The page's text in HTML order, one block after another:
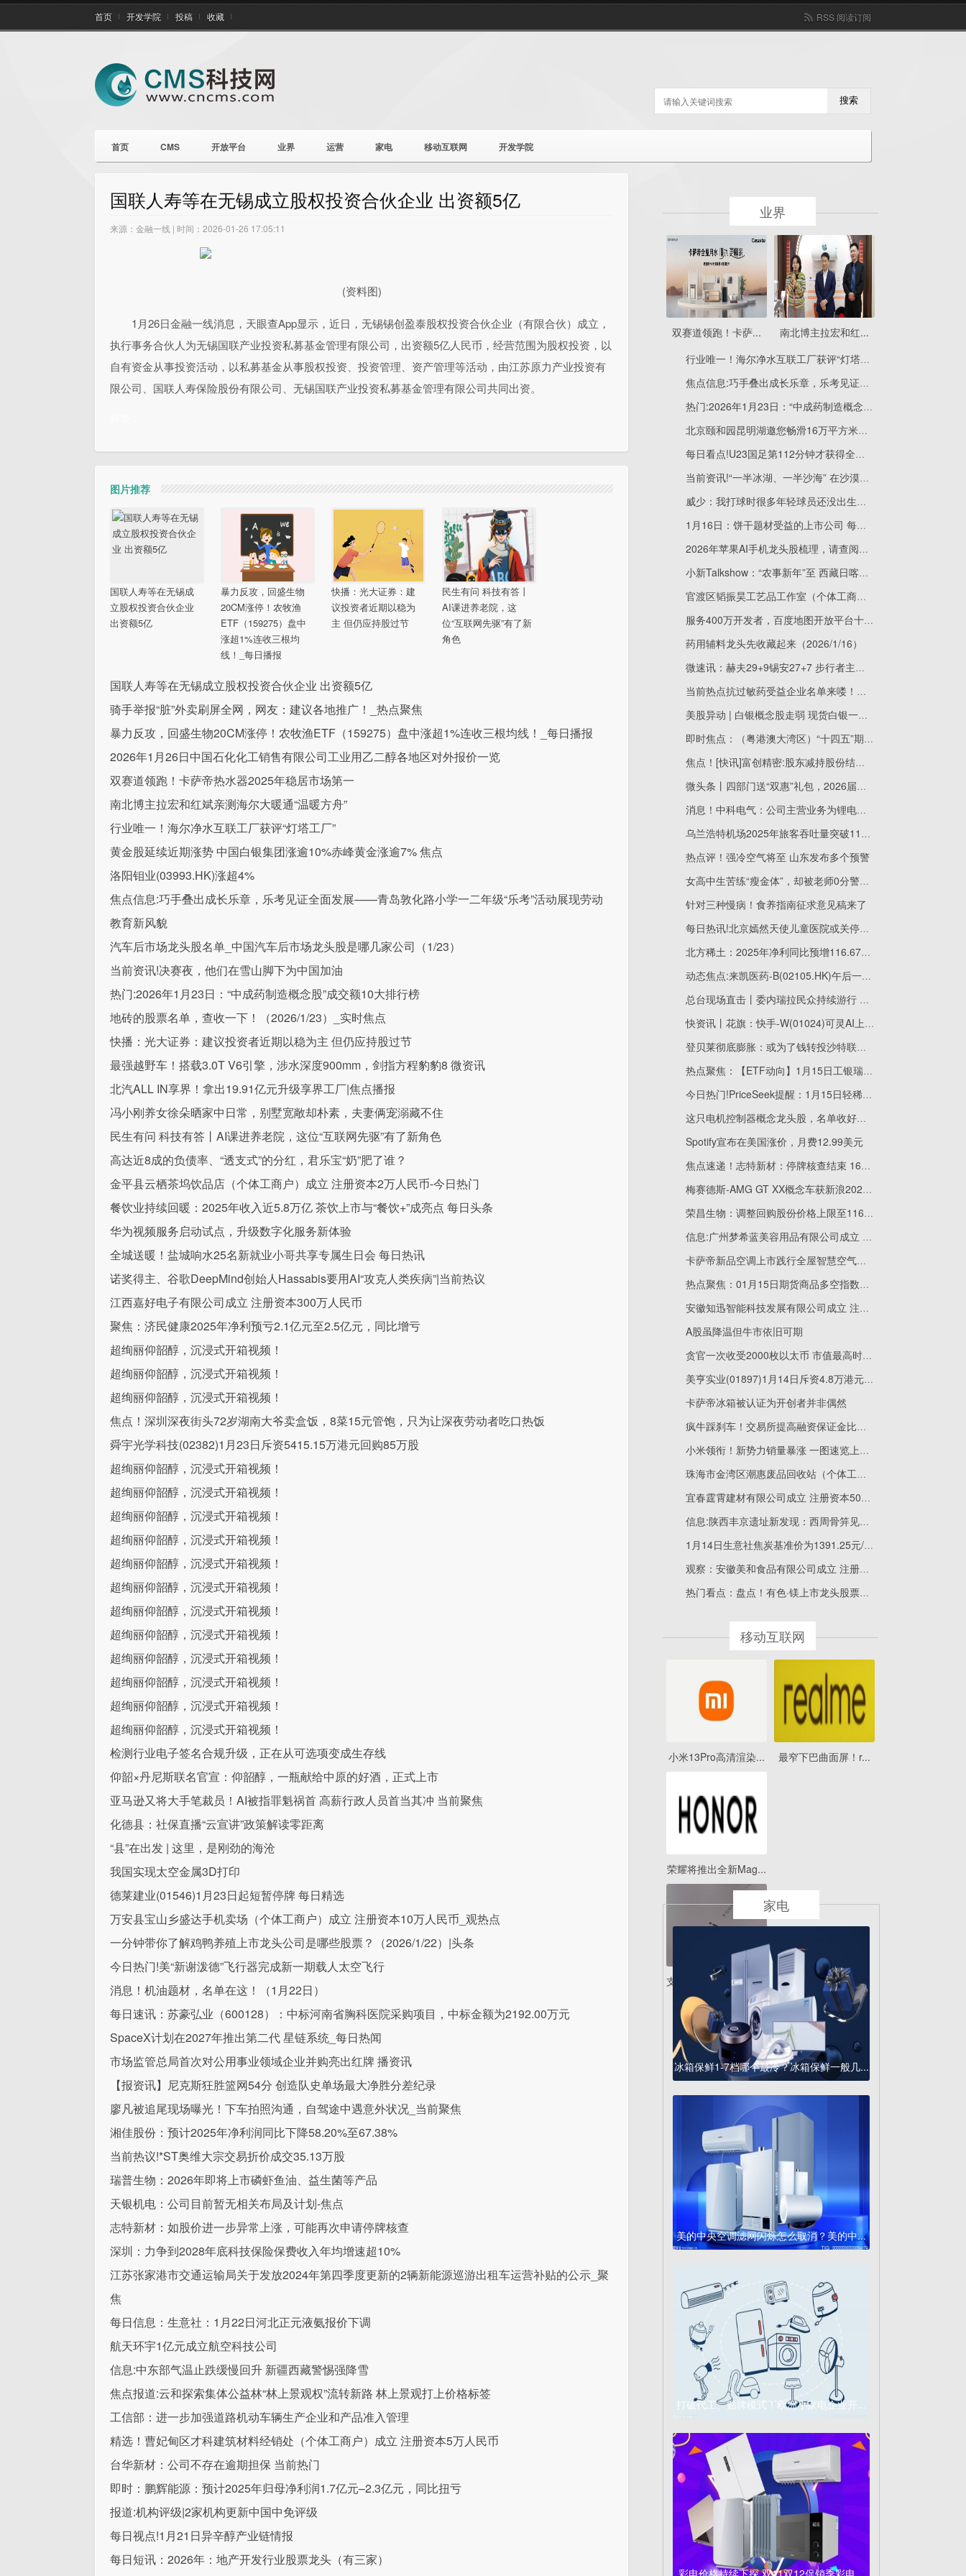
首页 开发学院 投稿 收藏 RSS 阅读订阅
搜索
首页 CMS 开放平台 业界 运营 家电 移动互联网 开发学院
国联人寿等在无锡成立股权投资合伙企业 出资额5亿
来源：金融一线 | 时间：2026-01-26 17:05:11
(资料图)
1月26日金融一线消息，天眼查App显示，近日，无锡锡创盈泰股权投资合伙企业（有限合伙）成立，
执行事务合伙人为无锡国联产业投资私募基金管理有限公司，出资额5亿人民币，经营范围为股权投资，以
自有资金从事投资活动，以私募基金从事股权投资、投资管理、资产管理等活动，由江苏原力产业投资有
限公司、国联人寿保险股份有限公司、无锡国联产业投资私募基金管理有限公司共同出资。
图片推荐
国联人寿等在无锡成
立股权投资合伙企业
出资额5亿
暴力反攻，回盛生物
20CM涨停！农牧渔
ETF（159275）盘中
涨超1%连收三根均
线！_每日播报
快播：光大证券：建
议投资者近期以稳为
主 但仍应持股过节
民生有问 科技有答丨
AI课进养老院，这
位“互联网先驱”有了新
角色
国联人寿等在无锡成立股权投资合伙企业 出资额5亿
骑手举报“脏”外卖刷屏全网，网友：建议各地推广！_热点聚焦
暴力反攻，回盛生物20CM涨停！农牧渔ETF（159275）盘中涨超1%连收三根均线！_每日播报
2026年1月26日中国石化化工销售有限公司工业用乙二醇各地区对外报价一览
双赛道领跑！卡萨帝热水器2025年稳居市场第一
南北博主拉宏和红斌亲测海尔大暖通“温暖方舟”
行业唯一！海尔净水互联工厂获评“灯塔工厂”
黄金股延续近期涨势 中国白银集团涨逾10%赤峰黄金涨逾7% 焦点
洛阳钼业(03993.HK)涨超4%
焦点信息:巧手叠出成长乐章，乐考见证全面发展——青岛敦化路小学一二年级“乐考”活动展现劳动
教育新风貌
汽车后市场龙头股名单_中国汽车后市场龙头股是哪几家公司（1/23）
当前资讯!决赛夜，他们在雪山脚下为中国加油
热门:2026年1月23日：“中成药制造概念股”成交额10大排行榜
地砖的股票名单，查收一下！（2026/1/23）_实时焦点
快播：光大证券：建议投资者近期以稳为主 但仍应持股过节
最强越野车！搭载3.0T V6引擎，涉水深度900mm，剑指方程豹豹8 微资讯
北汽ALL IN享界！拿出19.91亿元升级享界工厂|焦点播报
冯小刚养女徐朵晒家中日常，别墅宽敞却朴素，夫妻俩宠溺藏不住
民生有问 科技有答丨AI课进养老院，这位“互联网先驱”有了新角色
高达近8成的负债率、“透支式”的分红，君乐宝“奶”肥了谁？
金平县云栖茶坞饮品店（个体工商户）成立 注册资本2万人民币-今日热门
餐饮业持续回暖：2025年收入近5.8万亿 茶饮上市与“餐饮+”成亮点 每日头条
华为视频服务启动试点，升级数字化服务新体验
全城送暖！盐城响水25名新就业小哥共享专属生日会 每日热讯
诺奖得主、谷歌DeepMind创始人Hassabis要用AI“攻克人类疾病”|当前热议
江西嘉好电子有限公司成立 注册资本300万人民币
聚焦：济民健康2025年净利预亏2.1亿元至2.5亿元，同比增亏
超绚丽仰韶醇，沉浸式开箱视频！
超绚丽仰韶醇，沉浸式开箱视频！
超绚丽仰韶醇，沉浸式开箱视频！
焦点！深圳深夜街头72岁湖南大爷卖盒饭，8菜15元管饱，只为让深夜劳动者吃口热饭
舜宇光学科技(02382)1月23日斥资5415.15万港元回购85万股
超绚丽仰韶醇，沉浸式开箱视频！
超绚丽仰韶醇，沉浸式开箱视频！
超绚丽仰韶醇，沉浸式开箱视频！
超绚丽仰韶醇，沉浸式开箱视频！
超绚丽仰韶醇，沉浸式开箱视频！
超绚丽仰韶醇，沉浸式开箱视频！
超绚丽仰韶醇，沉浸式开箱视频！
超绚丽仰韶醇，沉浸式开箱视频！
超绚丽仰韶醇，沉浸式开箱视频！
超绚丽仰韶醇，沉浸式开箱视频！
超绚丽仰韶醇，沉浸式开箱视频！
超绚丽仰韶醇，沉浸式开箱视频！
检测行业电子签名合规升级，正在从可选项变成生存线
仰韶×丹尼斯联名官宣：仰韶醇，一瓶献给中原的好酒，正式上市
亚马逊又将大手笔裁员！AI被指罪魁祸首 高薪行政人员首当其冲 当前聚焦
化德县：社保直播“云宣讲”政策解读零距离
“县”在出发 | 这里，是刚劲的海沧
我国实现太空金属3D打印
德莱建业(01546)1月23日起短暂停牌 每日精选
万安县宝山乡盛达手机卖场（个体工商户）成立 注册资本10万人民币_观热点
一分钟带你了解鸡鸭养殖上市龙头公司是哪些股票？（2026/1/22）|头条
今日热门!美“新谢泼德”飞行器完成新一期载人太空飞行
消息！机油题材，名单在这！（1月22日）
每日速讯：苏豪弘业（600128）：中标河南省胸科医院采购项目，中标金额为2192.00万元
SpaceX计划在2027年推出第二代 星链系统_每日热闻
市场监管总局首次对公用事业领域企业并购亮出红牌 播资讯
【报资讯】尼克斯狂胜篮网54分 创造队史单场最大净胜分差纪录
廖凡被追尾现场曝光！下车拍照沟通，自驾途中遇意外状况_当前聚焦
湘佳股份：预计2025年净利润同比下降58.20%至67.38%
当前热议!*ST奥维大宗交易折价成交35.13万股
瑞普生物：2026年即将上市磷虾鱼油、益生菌等产品
天银机电：公司目前暂无相关布局及计划-焦点
志特新材：如股价进一步异常上涨，可能再次申请停牌核查
深圳：力争到2028年底科技保险保费收入年均增速超10%
江苏张家港市交通运输局关于发放2024年第四季度更新的2辆新能源巡游出租车运营补贴的公示_聚
焦
每日信息：生意社：1月22日河北正元液氨报价下调
航天环宇1亿元成立航空科技公司
信息:中东部气温止跌缓慢回升 新疆西藏警惕强降雪
焦点报道:云和探索集体公益林“林上景观权”流转新路 林上景观打上价格标签
工信部：进一步加强道路机动车辆生产企业和产品准入管理
精选！曹妃甸区才科建筑材料经销处（个体工商户）成立 注册资本5万人民币
台华新材：公司不存在逾期担保 当前热门
即时：鹏辉能源：预计2025年归母净利润1.7亿元–2.3亿元，同比扭亏
报道:机构评级|2家机构更新中国中免评级
每日视点!1月21日异辛醇产业链情报
每日短讯：2026年：地产开发行业股票龙头（有三家）
业界
双赛道领跑！卡萨... 南北博主拉宏和红...
行业唯一！海尔净水互联工厂获评“灯塔工厂”
焦点信息:巧手叠出成长乐章，乐考见证全面发展——青岛敦化路小学一二年级“乐考”活动展现劳动教育新风貌
热门:2026年1月23日：“中成药制造概念股”成交额10大排行榜
北京颐和园昆明湖邀您畅滑16万平方米冰雪画卷-报资讯
每日看点!U23国足第112分钟才获得全场第一个角球，角球次数1-13
当前资讯!“一半冰湖、一半沙海” 在沙漠雪场滑雪是什么体验
威少：我打球时很多年轻球员还没出生，传授经验是我的义务和责任
1月16日：饼干题材受益的上市公司 每日速递
2026年苹果AI手机龙头股梳理，请查阅！（2026/1/16）
小新Talkshow：“农事新年”至 西藏日喀则集市红火-焦点精选
官渡区韬振昊工艺品工作室（个体工商户）成立 注册资本4万人民币
服务400万开发者，百度地图开放平台十五周年：定义AI时代的“空间智能”新范式
药用辅料龙头先收藏起来（2026/1/16）
微速讯：赫夫29+9锡安27+7 步行者主场战胜鹈鹕
当前热点抗过敏药受益企业名单来喽！（2026/1/16）
美股异动 | 白银概念股走弱 现货白银一度跌破88美元/盎司
即时焦点：（粤港澳大湾区）“十四五”期间大湾区跨境投融资便利化水平大幅提升
焦点！[快讯]富创精密:股东减持股份结果暨权益变动触及1%刻度的提示性
微头条丨四部门送“双惠”礼包，2026届毕业生异地求职住宿有保障
消息！中科电气：公司主营业务为锂电负极业务及磁电装备业务，暂未布局固态变压器
乌兰浩特机场2025年旅客吞吐量突破110.7万人次 逆势上扬创历史新高-微头条
热点评！强冷空气将至 山东发布多个预警
女高中生苦练“瘦金体”，却被老师0分警告：别挑战考试的底线 速递
针对三种慢病！食养指南征求意见稿来了
每日热讯!北京嫣然天使儿童医院或关停？“给李亚鹏捐款”突然成为网络热点
北方稀土：2025年净利同比预增116.67%-134.60%|焦点精选
动态焦点:来凯医药-B(02105.HK)午后一度涨近5%
总台现场直击丨委内瑞拉民众持续游行 要求美国释放总统马杜罗及夫人
快资讯丨花旗：快手-W(01024)可灵AI上月收入略胜预期 料今年有望超过2.5亿美元
登贝莱彻底膨胀：或为了钱转投沙特联淘金？ 焦点速看
热点聚焦：【ETF动向】1月15日工银瑞信创业板ETF基金涨0.5%，份额减少70万份
今日热门!PriceSeek提醒：1月15日轻稀土价格普遍上涨
这只电机控制器概念龙头股，名单收好（2026/1/15） 今日看点
Spotify宣布在美国涨价，月费12.99美元
焦点速递！志特新材：停牌核查结束 16日复牌
梅赛德斯-AMG GT XX概念车获新浪2025科技风云榜年度极致性能概念车奖 今日看点
荣昌生物：调整回购股份价格上限至116元/股_今日精选
信息:广州梦希蓝美容用品有限公司成立 注册资本30万人民币
卡萨帝新品空调上市践行全屋智慧空气战略
热点聚焦：01月15日期货商品多空指数汇总
安徽知迅智能科技发展有限公司成立 注册资本500万人民币 快讯
A股虽降温但牛市依旧可期
贪官一次收受2000枚以太币 市值最高时一度超6000万元
美亨实业(01897)1月14日斥资4.8万港元回购10万股-时讯
卡萨帝冰箱被认证为开创者并非偶然
疯牛踩刹车！交易所提高融资保证金比例至100%，半年8000亿杠杆资金杀入，60股买入超流通市值10%，蓝色光标、易点天下、中文在线等“妖股”火爆-新资讯
小米领衔！新势力销量暴涨 一图速览上市车企2025成绩单
珠海市金湾区潮惠废品回收站（个体工商户）成立 注册资本0.4万人民币-焦点速读
宜春霆霄建材有限公司成立 注册资本50万人民币 焦点讯息
信息:陕西丰京遗址新发现：西周骨笄见证女子及笄之礼
1月14日生意社焦炭基准价为1391.25元/吨|每日热议
观察：安徽美和食品有限公司成立 注册资本500万人民币
热门看点：盘点！有色·镁上市龙头股票名单合集（2026/1/13）
移动互联网
小米13Pro高清渲染... 最窄下巴曲面屏！r...
荣耀将推出全新Mag...
支持67W快充!Redmi...
家电
冰箱保鲜1-7档哪个最冷？冰箱保鲜一般几...
美的中央空调滤网闪烁怎么取消？美的中...
打破代工、贴牌模式！欧洲小家电企业开...
彩电价格持续下探 双11双12促销季彩电...